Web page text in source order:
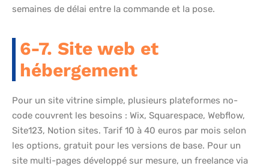
semaines de délai entre la commande et la pose.
6-7. Site web et
hébergement
Pour un site vitrine simple, plusieurs plateformes no-
code couvrent les besoins : Wix, Squarespace, Webflow,
Site123, Notion sites. Tarif 10 à 40 euros par mois selon
les options, gratuit pour les versions de base. Pour un
site multi-pages développé sur mesure, un freelance via